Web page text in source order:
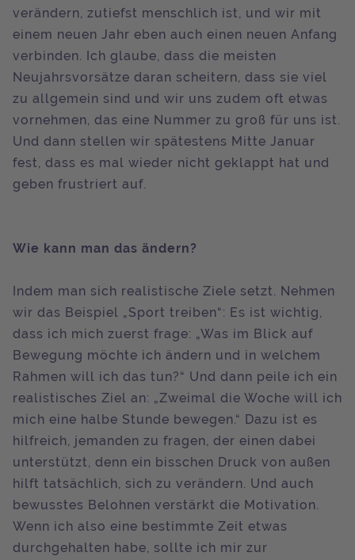
verändern, zutiefst menschlich ist, und wir mit
einem neuen Jahr eben auch einen neuen Anfang
verbinden. Ich glaube, dass die meisten
Neujahrsvorsätze daran scheitern, dass sie viel
zu allgemein sind und wir uns zudem oft etwas
vornehmen, das eine Nummer zu groß für uns ist.
Und dann stellen wir spätestens Mitte Januar
fest, dass es mal wieder nicht geklappt hat und
geben frustriert auf.
Wie kann man das ändern?
Indem man sich realistische Ziele setzt. Nehmen
wir das Beispiel „Sport treiben“: Es ist wichtig,
dass ich mich zuerst frage: „Was im Blick auf
Bewegung möchte ich ändern und in welchem
Rahmen will ich das tun?“ Und dann peile ich ein
realistisches Ziel an: „Zweimal die Woche will ich
mich eine halbe Stunde bewegen.“ Dazu ist es
hilfreich, jemanden zu fragen, der einen dabei
unterstützt, denn ein bisschen Druck von außen
hilft tatsächlich, sich zu verändern. Und auch
bewusstes Belohnen verstärkt die Motivation.
Wenn ich also eine bestimmte Zeit etwas
durchgehalten habe, sollte ich mir zur